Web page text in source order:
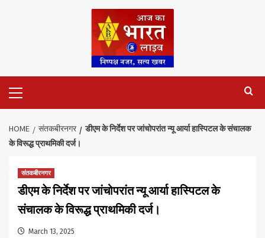
Menu
HOME संतकबीरनगर
डीएम के निर्देश पर जांचोपरांत न्यू आर्या हास्पिटल के संचालक
के विरूद्ध प्राथमिकी दर्ज।
संतकबीरनगर
डीएम के निर्देश पर जांचोपरांत न्यू आर्या हास्पिटल के
संचालक के विरूद्ध प्राथमिकी दर्ज।
March 13, 2025